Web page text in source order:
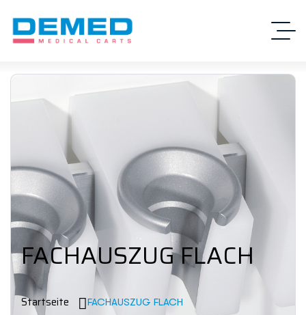
FACHAUSZUG FLACH
Startseite FACHAUSZUG FLACH